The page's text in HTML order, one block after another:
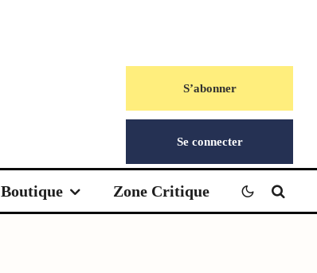
S’abonner
Se connecter
Boutique Zone Critique